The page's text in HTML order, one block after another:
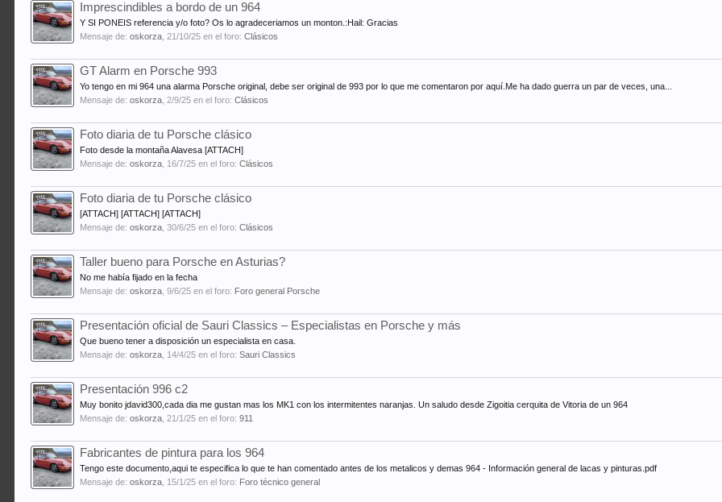
Imprescindibles a bordo de un 964
Y SI PONEIS referencia y/o foto? Os lo agradeceriamos un monton.:Hail: Gracias
Mensaje de:oskorza ,21/10/25 en el foro:Clásicos
GT Alarm en Porsche 993
Yo tengo en mi 964 una alarma Porsche original, debe ser original de 993 por lo que me comentaron por aquí.Me ha dado guerra un par de veces, una...
Mensaje de:oskorza ,2/9/25 en el foro:Clásicos
Foto diaria de tu Porsche clásico
Foto desde la montaña Alavesa [ATTACH]
Mensaje de:oskorza 16/7/25 en el foro:Clásicos
Foto diaria de tu Porsche clásico
[ATTACH] [ATTACH] [ATTACH]
Mensaje de:oskorza ,30/6/25 en el foro:Clásicos
Taller bueno para Porsche en Asturias?
No me había fijado en la fecha
Mensaje de:oskorza ,9/6/25 en el foro: Foro general Porsche
Presentación oficial de Sauri Classics – Especialistas en Porsche y más
Que bueno tener a disposición un especialista en casa.
Mensaje de:oskorza 14/4/25 en el foro:Sauri Classics
Presentación 996 c2
Muy bonito jdavid300,cada dia me gustan mas los MK1 con los intermitentes naranjas. Un saludo desde Zigoitia cerquita de Vitoria de un 964
Mensaje de:oskorza ,21/1/25 en el foro:911
Fabricantes de pintura para los 964
Tengo este documento,aqui te especifica lo que te han comentado antes de los metalicos y demas 964 - Información general de lacas y pinturas.pdf
Mensaje de:oskorza 15/1/25 en el foro: Foro técnico general